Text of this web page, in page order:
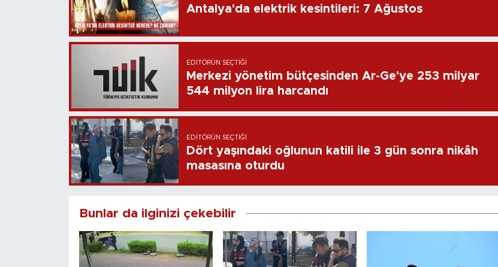
Antalya'da elektrik kesintileri: 7 Ağustos
EDITÖRÜN SEÇTIĞI
Merkezi yönetim bütçesinden Ar-Ge'ye 253 milyar
544 milyon lira harcandı
EDITÖRÜN SEÇTIĞI
Dört yaşındaki oğlunun katili ile 3 gün sonra nikâh
masasına oturdu
Bunlar da ilginizi çekebilir